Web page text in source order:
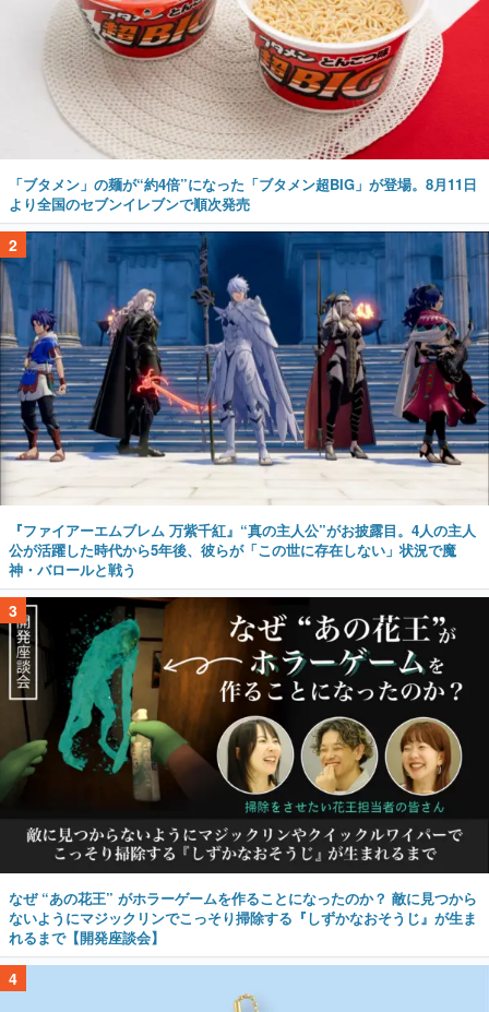
「ブタメン」の麺が“約4倍”になった「ブタメン超BIG」が登場。8月11日
より全国のセブンイレブンで順次発売
2
『ファイアーエムブレム 万紫千紅』“真の主人公”がお披露目。4人の主人
公が活躍した時代から5年後、彼らが「この世に存在しない」状況で魔
神・バロールと戦う
3
なぜ “あの花王” がホラーゲームを作ることになったのか？ 敵に見つから
ないようにマジックリンでこっそり掃除する『しずかなおそうじ』が生ま
れるまで【開発座談会】
4